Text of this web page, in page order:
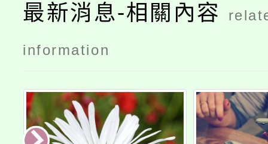
最新消息-相關內容
information